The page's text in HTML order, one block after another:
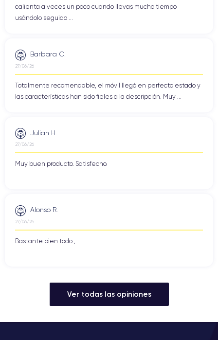
calienta a veces un poco cuando llevas mucho tiempo
usándolo seguido ...
Barbara C.
27/06/26
Totalmente recomendable, el móvil llegó en perfecto estado y
las características han sido fieles a la descripción. Muy ...
Julian H.
27/06/26
Muy buen producto. Satisfecho.
Alonso R.
27/06/26
Bastante bien todo ,
Ver todas las opiniones